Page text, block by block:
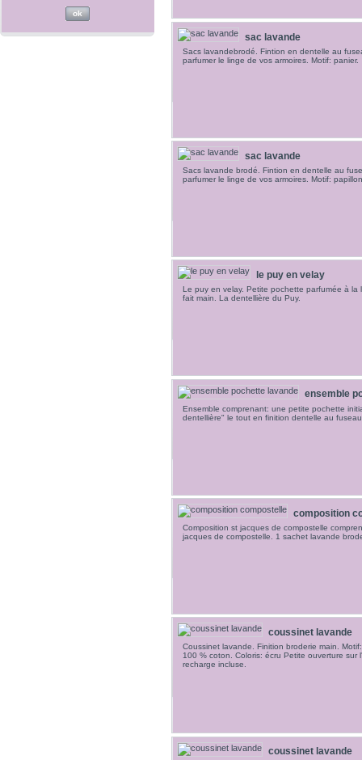
sac lavande
Sacs lavandebrodé. Fintion en dentelle au
parfumer le linge de vos armoires. Motif: panier.
sac lavande
Sacs lavande brodé. Fintion en dentelle au
parfumer le linge de vos armoires. Motif:
le puy en velay
Le puy en velay. Petite pochette parfumée à
fait main. La dentellière du Puy.
ensemble
Ensemble comprenant: une petite pochette
dentellière" le tout en finition dentelle au
composition
Composition st jacques de compostelle
jacques de compostelle. 1 sachet lavande
coussinet lavande
Coussinet lavande. Finition broderie main.
100 % coton. Coloris: écru Petite ouverture sur
recharge incluse.
coussinet lavande